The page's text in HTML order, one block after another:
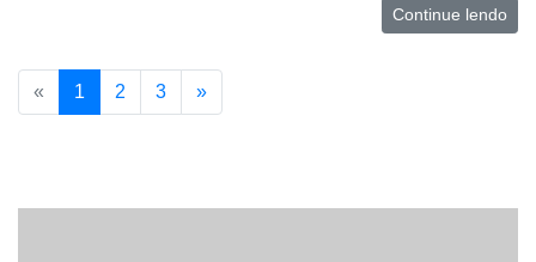
Continue lendo
« 1 2 3 »